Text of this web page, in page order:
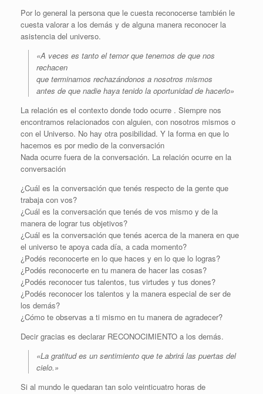
Por lo general la persona que le cuesta reconocerse también le
cuesta valorar a los demás y de alguna manera reconocer la
asistencia del universo.
«A veces es tanto el temor que tenemos de que nos
rechacen
que terminamos rechazándonos a nosotros mismos
antes de que nadie haya tenido la oportunidad de hacerlo»
La relación es el contexto donde todo ocurre . Siempre nos
encontramos relacionados con alguien, con nosotros mismos o
con el Universo. No hay otra posibilidad. Y la forma en que lo
hacemos es por medio de la conversación
Nada ocurre fuera de la conversación. La relación ocurre en la
conversación
¿Cuál es la conversación que tenés respecto de la gente que
trabaja con vos?
¿Cuál es la conversación que tenés de vos mismo y de la
manera de lograr tus objetivos?
¿Cuál es la conversación que tenés acerca de la manera en que
el universo te apoya cada día, a cada momento?
¿Podés reconocerte en lo que haces y en lo que lo logras?
¿Podés reconocerte en tu manera de hacer las cosas?
¿Podés reconocer tus talentos, tus virtudes y tus dones?
¿Podés reconocer los talentos y la manera especial de ser de
los demás?
¿Cómo te observas a ti mismo en tu manera de agradecer?
Decir gracias es declarar RECONOCIMIENTO a los demás.
«La gratitud es un sentimiento que te abrirá las puertas del
cielo.»
Si al mundo le quedaran tan solo veinticuatro horas de